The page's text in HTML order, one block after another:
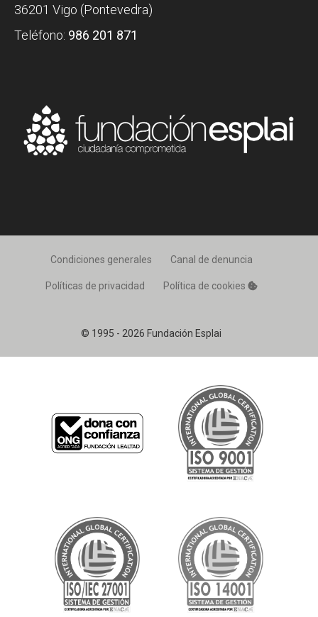
36201 Vigo (Pontevedra)
Teléfono: 986 201 871
© 1995 - 2026 Fundación Esplai
Condiciones generales Canal de denuncia
Políticas de privacidad Política de cookies